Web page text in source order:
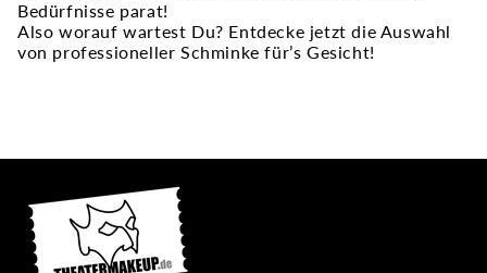
Bedürfnisse parat!
Also worauf wartest Du? Entdecke jetzt die Auswahl
von professioneller Schminke für’s Gesicht!